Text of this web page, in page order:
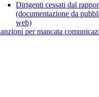
Dirigenti cessati dal
(documentazione da
web)
per mancata